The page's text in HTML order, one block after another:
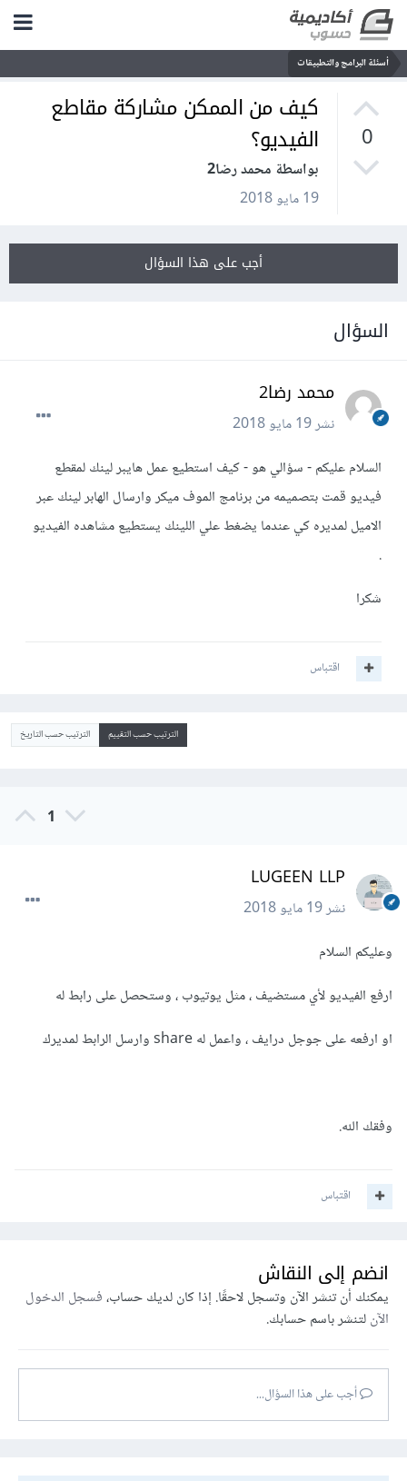
أسئلة البرامج والتطبيقات
0
كيف من الممكن مشاركة مقاطع
الفيديو؟
بواسطة محمد رضا2
19 مايو 2018
أجب على هذا السؤال
السؤال
محمد رضا2
نشر19 مايو 2018
السلام عليكم - سؤالي هو - كيف استطيع عمل هايبر لينك لمقطع
فيديو قمت بتصميمه من برنامج الموف ميكر وارسال الهابر لينك عبر
الاميل لمديره كي عندما يضغط علي اللينك يستطيع مشاهده الفيديو
.
شكرا
اقتباس
الترتيب حسب التقييم الترتيب حسب التاريخ
1
LUGEEN LLP
نشر19 مايو 2018
وعليكم السلام
ارفع الفيديو لأي مستضيف ، مثل يوتيوب ، وستحصل على رابط له
او ارفعه على جوجل درايف ، واعمل له share وارسل الرابط لمديرك
وفقك الله.
اقتباس
انضم إلى النقاش
يمكنك أن تنشر الآن وتسجل لاحقًا. إذا كان لديك حساب،فسجل الدخول
الآنلتنشر باسم حسابك.
أجب على هذا السؤال...